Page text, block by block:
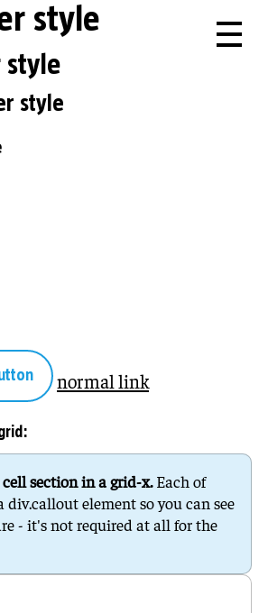
style
style
style
normal link
section in a grid-x.Each of
div.callout element so you can see
- it's not required at all for the